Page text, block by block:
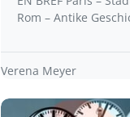
Rom – Antike
Verena Meyer